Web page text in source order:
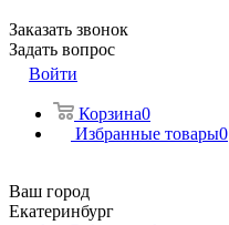
Заказать звонок
Задать вопрос
Войти
Корзина0
Избранные товары0
Ваш город
Екатеринбург